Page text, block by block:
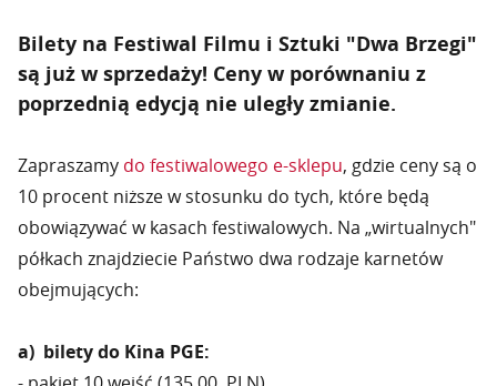
Bilety na Festiwal Filmu i Sztuki "Dwa Brzegi"
są już w sprzedaży! Ceny w porównaniu z
poprzednią edycją nie uległy zmianie.
Zapraszamy do festiwalowego e-sklepu, gdzie ceny są o
10 procent niższe w stosunku do tych, które będą
obowiązywać w kasach festiwalowych. Na „wirtualnych"
półkach znajdziecie Państwo dwa rodzaje karnetów
obejmujących:
a) bilety do Kina PGE: